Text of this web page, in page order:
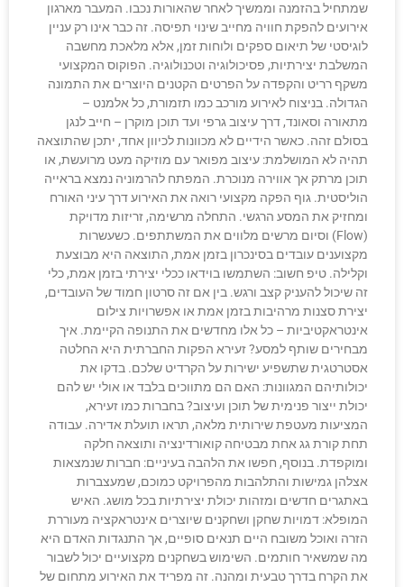
שמתחיל בהזמנה וממשיך לאחר שהאורות נכבו. המעבר מארגון
אירועים להפקת חוויה מחייב שינוי תפיסה. זה כבר אינו רק עניין
לוגיסטי של תיאום ספקים ולוחות זמן, אלא מלאכת מחשבה
המשלבת יצירתיות, פסיכולוגיה וטכנולוגיה. הפוקוס המקצועי
משקף רריט והקפדה על הפרטים הקטנים היוצרים את התמונה
הגדולה. בניצוח לאירוע מורכב כמו תזמורת, כל אלמנט –
מתאורה וסאונד, דרך עיצוב גרפי ועד תוכן מוקרן – חייב לנגן
בסולם זהה. כאשר הידיים לא מכוונות לכיוון אחד, יתכן שהתוצאה
תהיה לא המושלמת: עיצוב מפואר עם מוזיקה מעט מרועשת, או
תוכן מרתק אך אווירה מנוכרת. המפתח להרמוניה נמצא בראייה
הוליסטית. גוף הפקה מקצועי רואה את האירוע דרך עיני האורח
ומחזיק את המסע הרגשי. התחלה מרשימה, זריזות מדויקת
(Flow) וסיום מרשים מלווים את המשתתפים. כשעשרות
מקצוענים עובדים בסינכרון בזמן אמת, התוצאה היא מבוצעת
וקלילה. טיפ חשוב: השתמשו בוידאו ככלי יצירתי בזמן אמת, כלי
זה שיכול להעניק קצב ורגש. בין אם זה סרטון חמוד של העובדים,
יצירת סצנות מרהיבות בזמן אמת או אפשרויות צילום
אינטראקטיביות – כל אלו מחדשים את התנופה הקיימת. איך
מבחירים שותף למסע? זעירא הפקות החברתית היא החלטה
אסטרטגית שתשפיע ישירות על הקרדיט שלכם. בדקו את
יכולותיהם המגוונות: האם הם מתווכים בלבד או אולי יש להם
יכולת ייצור פנימית של תוכן ועיצוב? בחברות כמו זעירא,
המציעות מעטפת שירותית מלאה, תראו תועלת אדירה. עבודה
תחת קורת גג אחת מבטיחה קואורדינציה ותוצאה חלקה
ומוקפדת. בנוסף, חפשו את הלהבה בעיניים: חברות שנמצאות
אצלהן גמישות והתלהבות מהפרויקט כמוכם, שמעצברות
באתגרים חדשים ומזהות יכולת יצירתיות בכל מושג. האיש
המופלא: דמויות שחקן ושחקנים שיוצרים אינטראקציה מעוררת
הזרה ואוכל משובח היים תנאים סופיים, אך התנגדות האדם היא
מה שמשאיר חותמים. השימוש בשחקנים מקצועיים יכול לשבור
את הקרח בדרך טבעית ומהנה. זה מפריד את האירוע מתחום של